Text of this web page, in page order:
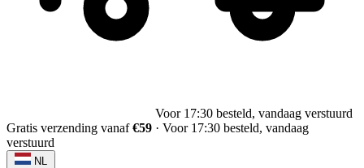
Voor 17:30 besteld, vandaag verstuurd
Gratis verzending vanaf€59 · Voor 17:30 besteld, vandaag
verstuurd
NL